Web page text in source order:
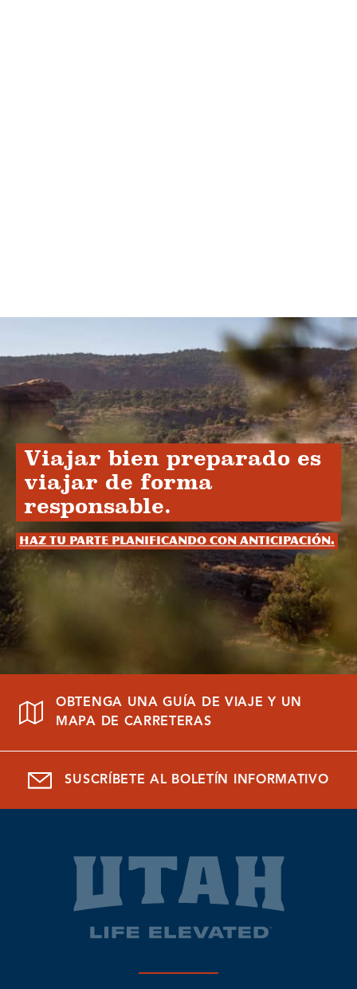
Viajar bien preparado es
viajar de forma
responsable.
Haz tu parte planificando con anticipación.
OBTENGA UNA GUÍA DE VIAJE Y UN
MAPA DE CARRETERAS
SUSCRÍBETE AL BOLETÍN INFORMATIVO